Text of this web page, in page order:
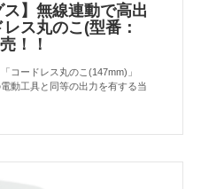
ス】無線連動で高出
ス丸のこ(型番：
！！
コードレス丸のこ(147mm)」
動工具と同等の出力を有する当